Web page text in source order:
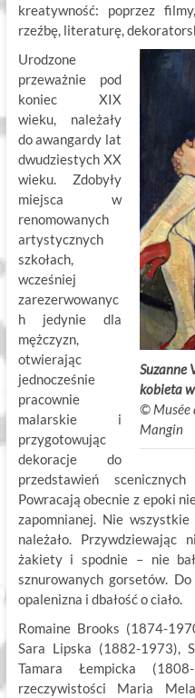
kreatywność: poprzez
rzeźbę, literaturę,
Suzanne
kobieta
© Musée
Mangin
Urodzone
przeważnie pod
koniec XIX
wieku, należały
do awangardy lat
dwudziestych XX
wieku. Zdobyły
miejsca w
renomowanych
artystycznych
szkołach,
wcześniej
zarezerwowanyc
h jedynie dla
mężczyzn,
otwierając
jednocześnie
pracownie
malarskie i
przygotowując
dekoracje do
przedstawień
Powracają obecnie z epoki
zapomnianej. Nie
należało. Przywdziewając
żakiety i spodnie – nie
sznurowanych gorsetów.
opalenizna i dbałość o ciało.
Romaine Brooks (1874-
Sara Lipska (1882-1973),
Tamara Łempicka
rzeczywistości Maria